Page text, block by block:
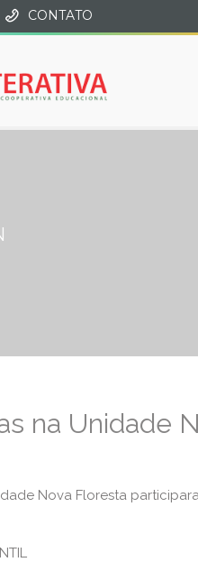
CONTATO
na Unidade
Nova Floresta